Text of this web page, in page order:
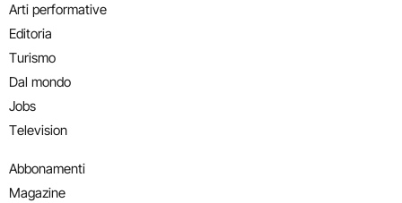
Arti performative
Editoria
Turismo
Dal mondo
Jobs
Television
Abbonamenti
Magazine